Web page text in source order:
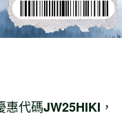
惠代碼JW25HIKI ，